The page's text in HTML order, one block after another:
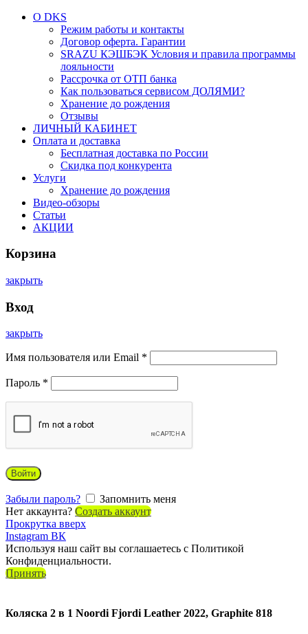
О DKS
Режим работы и контакты
Договор оферта. Гарантии
SRAZU КЭШБЭК Условия и правила программы
лояльности
Рассрочка от ОТП банка
Как пользоваться сервисом ДОЛЯМИ?
Хранение до рождения
Отзывы
ЛИЧНЫЙ КАБИНЕТ
Оплата и доставка
Бесплатная доставка по России
Скидка под конкурента
Услуги
Хранение до рождения
Видео-обзоры
Статьи
АКЦИИ
Корзина
закрыть
Вход
закрыть
Имя пользователя или Email *
Пароль *
Войти
Забыли пароль?
Запомнить меня
Нет аккаунта? Создать аккаунт
Прокрутка вверх
Instagram ВК
Используя наш сайт вы соглашаетесь с Политикой
Конфиденциальности.
Принять
Коляска 2 в 1 Noordi Fjordi Leather 2022, Graphite 818